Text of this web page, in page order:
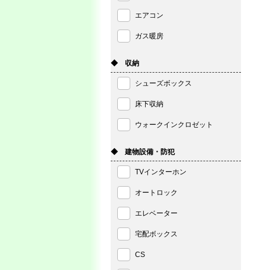
エアコン
ガス暖房
◆ 収納
シューズボックス
床下収納
ウォークインクロゼット
◆ 建物設備・防犯
TVインターホン
オートロック
エレベーター
宅配ボックス
CS